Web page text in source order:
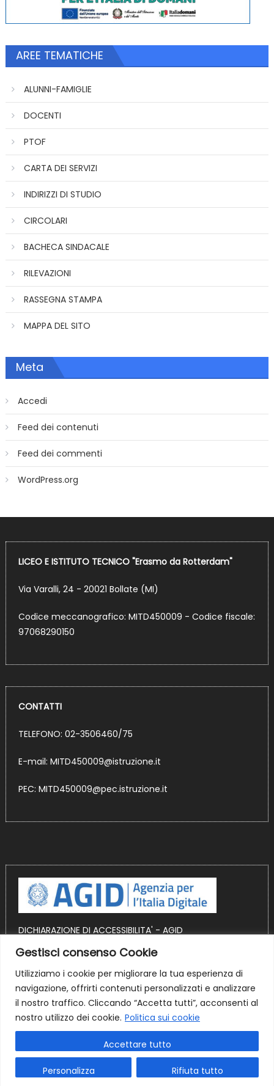
Gestisci consenso Cookie
Utilizziamo i cookie per migliorare la tua esperienza di
navigazione, offrirti contenuti personalizzati e analizzare
il nostro traffico. Cliccando “Accetta tutti”, acconsenti al
nostro utilizzo dei cookie. Politica sui cookie
Personalizza Rifiuta tutto
Accettare tutto
AREE TEMATICHE
ALUNNI-FAMIGLIE
DOCENTI
PTOF
CARTA DEI SERVIZI
INDIRIZZI DI STUDIO
CIRCOLARI
BACHECA SINDACALE
RILEVAZIONI
RASSEGNA STAMPA
MAPPA DEL SITO
Meta
Accedi
Feed dei contenuti
Feed dei commenti
WordPress.org
LICEO E ISTITUTO TECNICO "Erasmo da Rotterdam"
Via Varalli, 24 - 20021 Bollate (MI)
Codice meccanografico: MITD450009 - Codice fiscale:
97068290150
CONTATTI
TELEFONO: 02-3506460/75
E-mail: MITD450009@istruzione.it
PEC: MITD450009@pec.istruzione.it
DICHIARAZIONE DI ACCESSIBILITA' - AGID
OBIETTIVI DI ACCESSIBILITA' AGID
Sito realizzato in ambiente WordPress
Layout| Mantrabrain.